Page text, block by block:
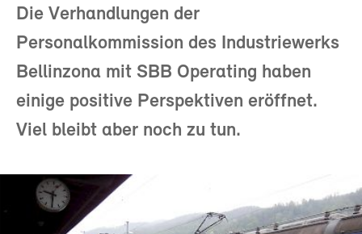
Die Verhandlungen der
Personalkommission des Industriewerks
Bellinzona mit SBB Operating haben
einige positive Perspektiven eröffnet.
Viel bleibt aber noch zu tun.